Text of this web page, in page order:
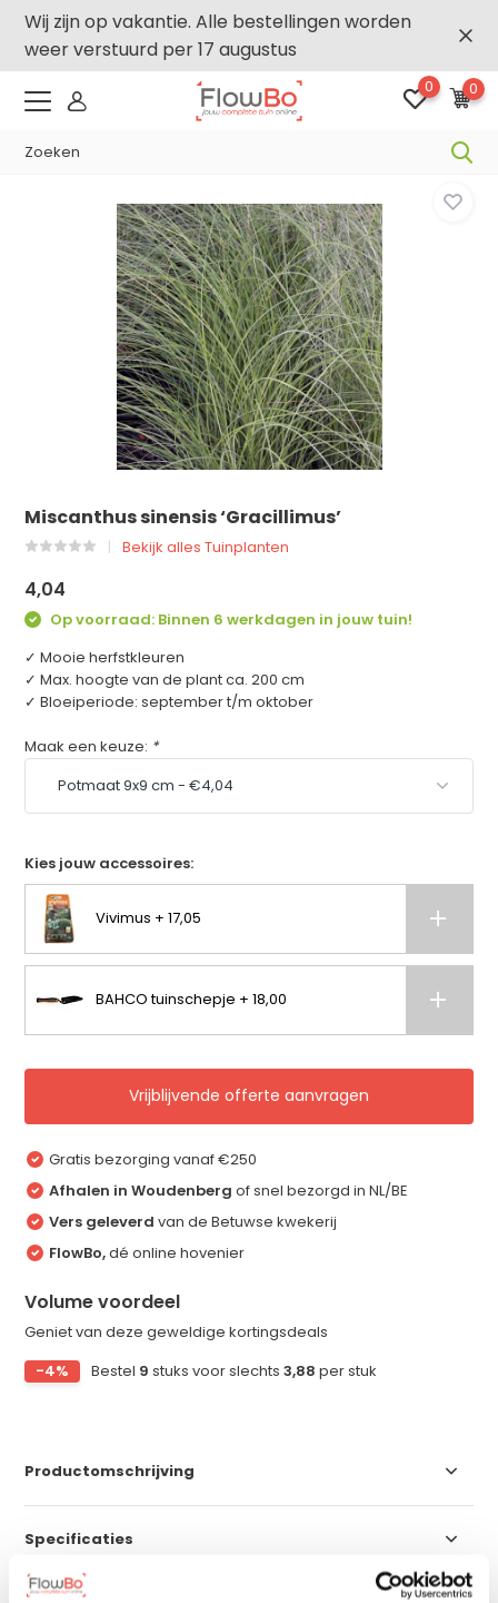
Wij zijn op vakantie. Alle bestellingen worden
weer verstuurd per 17 augustus
0 0
Miscanthus sinensis ‘Gracillimus’
Bekijk alles Tuinplanten
4,04
Op voorraad: Binnen 6 werkdagen in jouw tuin!
✓ Mooie herfstkleuren
✓ Max. hoogte van de plant ca. 200 cm
✓ Bloeiperiode: september t/m oktober
Maak een keuze: *
Kies jouw accessoires:
Vivimus + 17,05
BAHCO tuinschepje + 18,00
Vrijblijvende offerte aanvragen
Gratis bezorging vanaf €250
Afhalen in Woudenberg of snel bezorgd in NL/BE
Vers geleverd van de Betuwse kwekerij
FlowBo,dé online hovenier
Volume voordeel
Geniet van deze geweldige kortingsdeals
-4%
Bestel 9 stuks voor slechts3,88 per stuk
Productomschrijving
Specificaties